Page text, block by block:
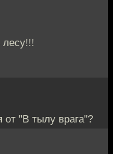
от "В тылу врага"?